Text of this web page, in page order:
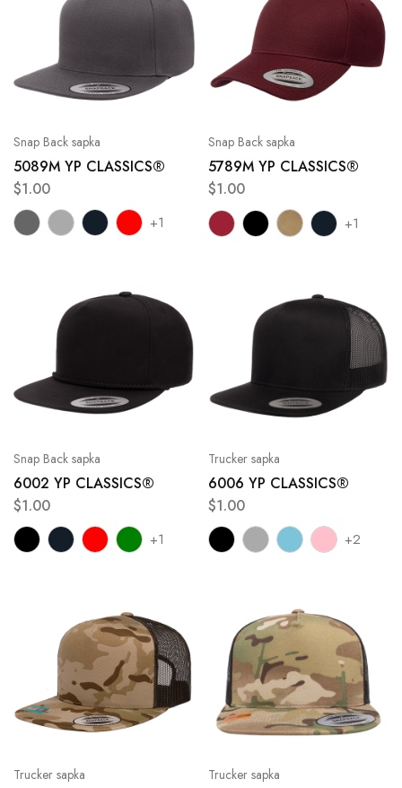
Snap Back sapka
5089M YP CLASSICS®
$1.00
+1
Snap Back sapka
5789M YP CLASSICS®
$1.00
+1
Snap Back sapka
6002 YP CLASSICS®
$1.00
+1
Trucker sapka
6006 YP CLASSICS®
$1.00
+2
Trucker sapka Trucker sapka